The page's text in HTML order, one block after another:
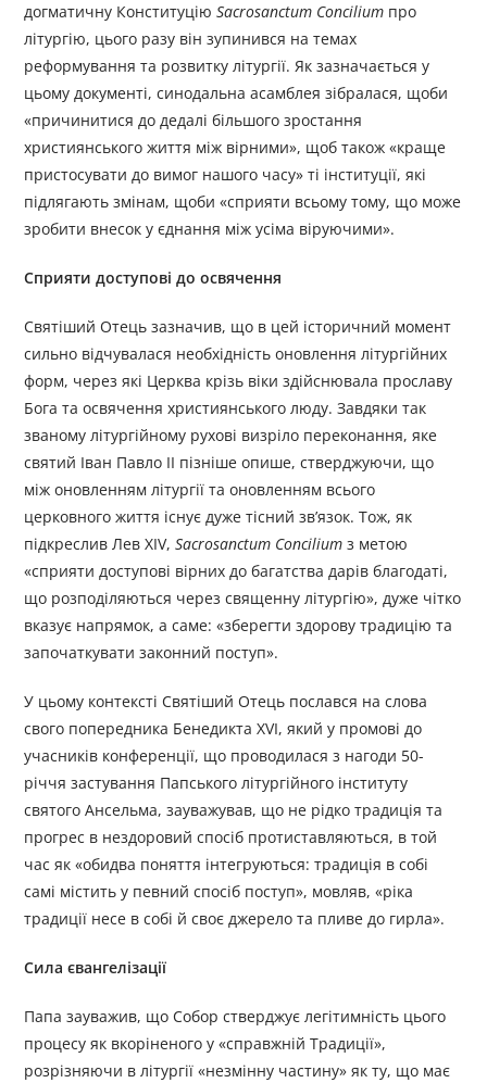
догматичну КонституціюSacrosanctum Concilium про
літургію, цього разу він зупинився на темах
реформування та розвитку літургії. Як зазначається у
цьому документі, синодальна асамблея зібралася, щоби
«причинитися до дедалі більшого зростання
християнського життя між вірними», щоб також «краще
пристосувати до вимог нашого часу» ті інституції, які
підлягають змінам, щоби «сприяти всьому тому, що може
зробити внесок у єднання між усіма віруючими».
Сприяти доступові до освячення
Святіший Отець зазначив, що в цей історичний момент
сильно відчувалася необхідність оновлення літургійних
форм, через які Церква крізь віки здійснювала прославу
Бога та освячення християнського люду. Завдяки так
званому літургійному рухові визріло переконання, яке
святий Іван Павло ІІ пізніше опише, стверджуючи, що
між оновленням літургії та оновленням всього
церковного життя існує дуже тісний зв’язок. Тож, як
підкреслив Лев XIV,Sacrosanctum Concilium з метою
«сприяти доступові вірних до багатства дарів благодаті,
що розподіляються через священну літургію», дуже чітко
вказує напрямок, а саме: «зберегти здорову традицію та
започаткувати законний поступ».
У цьому контексті Святіший Отець послався на слова
свого попередника Бенедикта XVI, який у промові до
учасників конференції, що проводилася з нагоди 50-
річчя застування Папського літургійного інституту
святого Ансельма, зауважував, що не рідко традиція та
прогрес в нездоровий спосіб протиставляються, в той
час як «обидва поняття інтегруються: традиція в собі
самі містить у певний спосіб поступ», мовляв, «ріка
традиції несе в собі й своє джерело та пливе до гирла».
Сила євангелізації
Папа зауважив, що Собор стверджує легітимність цього
процесу як вкоріненого у «справжній Традиції»,
розрізняючи в літургії «незмінну частину» як ту, що має